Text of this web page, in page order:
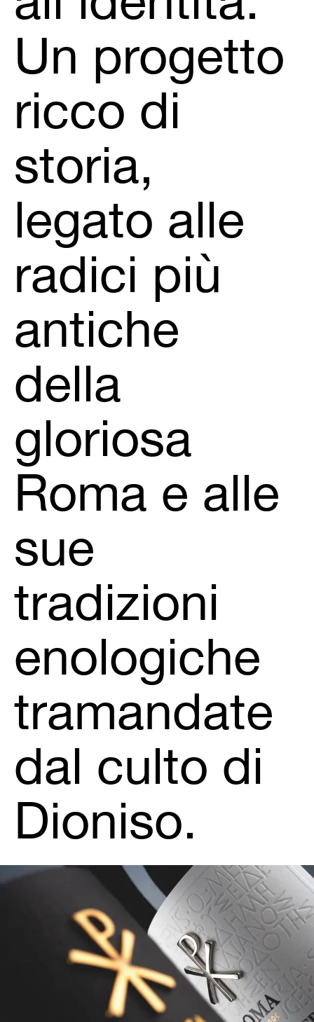
Un progetto
ricco di
storia,
legato alle
radici più
antiche
della
gloriosa
Roma e alle
sue
tradizioni
enologiche
tramandate
dal culto di
Dioniso.